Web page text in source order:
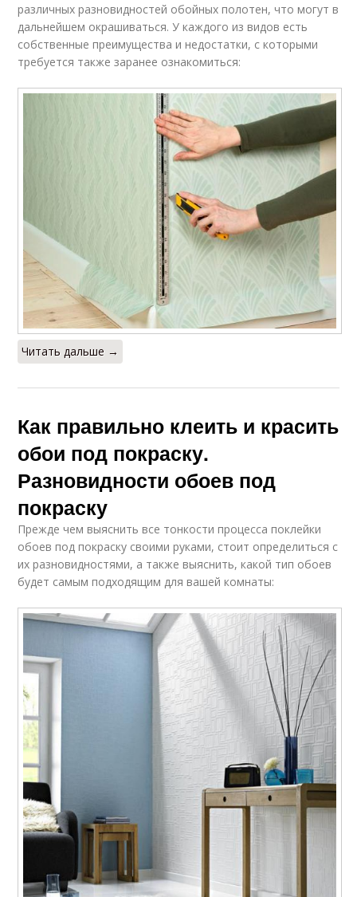
различных разновидностей обойных полотен, что могут в
дальнейшем окрашиваться. У каждого из видов есть
собственные преимущества и недостатки, с которыми
требуется также заранее ознакомиться:
Читать дальше →
Как правильно клеить и красить
обои под покраску.
Разновидности обоев под
покраску
Прежде чем выяснить все тонкости процесса поклейки
обоев под покраску своими руками, стоит определиться с
их разновидностями, а также выяснить, какой тип обоев
будет самым подходящим для вашей комнаты: